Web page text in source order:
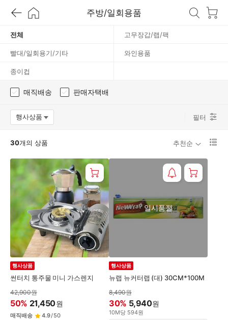
주방/일회용품
전체 고무장갑/랩/팩
빨대/일회용기/기타 와인용품
종이컵
매직배송 판매자택배
행사상품옵션팝업 열기 필터
30개의 상품 추천순
썬터치 통주물 미니 가스렌지
행사상품
42,900원
50% 21,450원
매직배송 4.9/50
뉴랩 뉴커터랩 (대) 30CM*100M
일시품절
행사상품
8,490원
30% 5,940원
10M당 594원